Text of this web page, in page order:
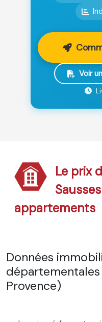
Voir
Le prix
appartements
Données
Provence)